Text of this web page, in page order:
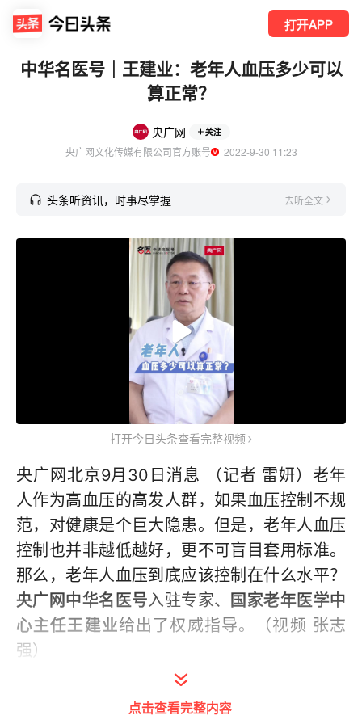
打开APP
中华名医号｜王建业：老年人血压多少可以
算正常？
央广网 关注
央广网文化传媒有限公司官方账号
  2022-9-30 11:23
头条听资讯，时事尽掌握 去听全文
打开今日头条查看完整视频
央广网北京9月30日消息 （记者 雷妍）老年
人作为高血压的高发人群，如果血压控制不规
范，对健康是个巨大隐患。但是，老年人血压
控制也并非越低越好，更不可盲目套用标准。
那么，老年人血压到底应该控制在什么水平？
央广网中华名医号入驻专家、 国家老年医学中
心主任王建业给出了权威指导。（视频 张志
强）
点击查看完整内容